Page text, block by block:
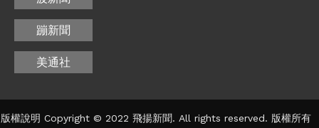
蹦新聞
美通社
版權說明 Copyright © 2022 飛揚新聞. All rights reserved. 版權所有